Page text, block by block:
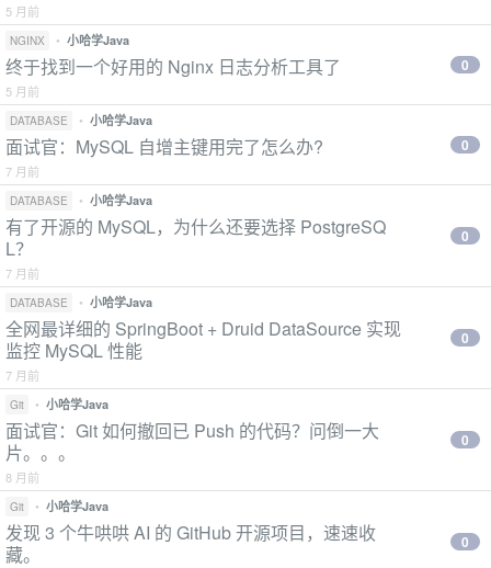
5 月前
NGINX • 小哈学Java
终于找到一个好用的 Nginx 日志分析工具了
5 月前
0
DATABASE • 小哈学Java
面试官：MySQL 自增主键用完了怎么办?
7 月前
0
DATABASE • 小哈学Java
有了开源的 MySQL，为什么还要选择 PostgreSQ
L？
7 月前
0
DATABASE • 小哈学Java
全网最详细的 SpringBoot + Druid DataSource 实现
监控 MySQL 性能
7 月前
0
Git • 小哈学Java
面试官：Git 如何撤回已 Push 的代码？问倒一大
片。。。
8 月前
0
Git • 小哈学Java
发现 3 个牛哄哄 AI 的 GitHub 开源项目，速速收
藏。
0